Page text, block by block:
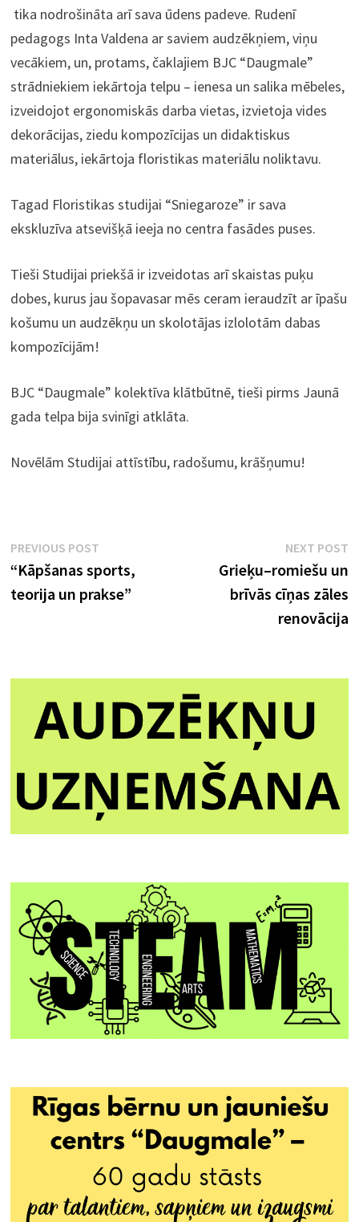
tika nodrošināta arī sava ūdens padeve. Rudenī
pedagogs Inta Valdena ar saviem audzēkņiem, viņu
vecākiem, un, protams, čaklajiem BJC “Daugmale”
strādniekiem iekārtoja telpu – ienesa un salika mēbeles,
izveidojot ergonomiskās darba vietas, izvietoja vides
dekorācijas, ziedu kompozīcijas un didaktiskus
materiālus, iekārtoja floristikas materiālu noliktavu.
Tagad Floristikas studijai “Sniegaroze” ir sava
ekskluzīva atsevišķā ieeja no centra fasādes puses.
Tieši Studijai priekšā ir izveidotas arī skaistas puķu
dobes, kurus jau šopavasar mēs ceram ieraudzīt ar īpašu
košumu un audzēkņu un skolotājas izlolotām dabas
kompozīcijām!
BJC “Daugmale” kolektīva klātbūtnē, tieši pirms Jaunā
gada telpa bija svinīgi atklāta.
Novēlām Studijai attīstību, radošumu, krāšņumu!
Ziņu
izvēlne
PREVIOUS POST
post:
“Kāpšanas sports,
teorija un prakse”
NEXT POST
Grieķu–romiešu un
brīvās cīņas zāles
renovācija